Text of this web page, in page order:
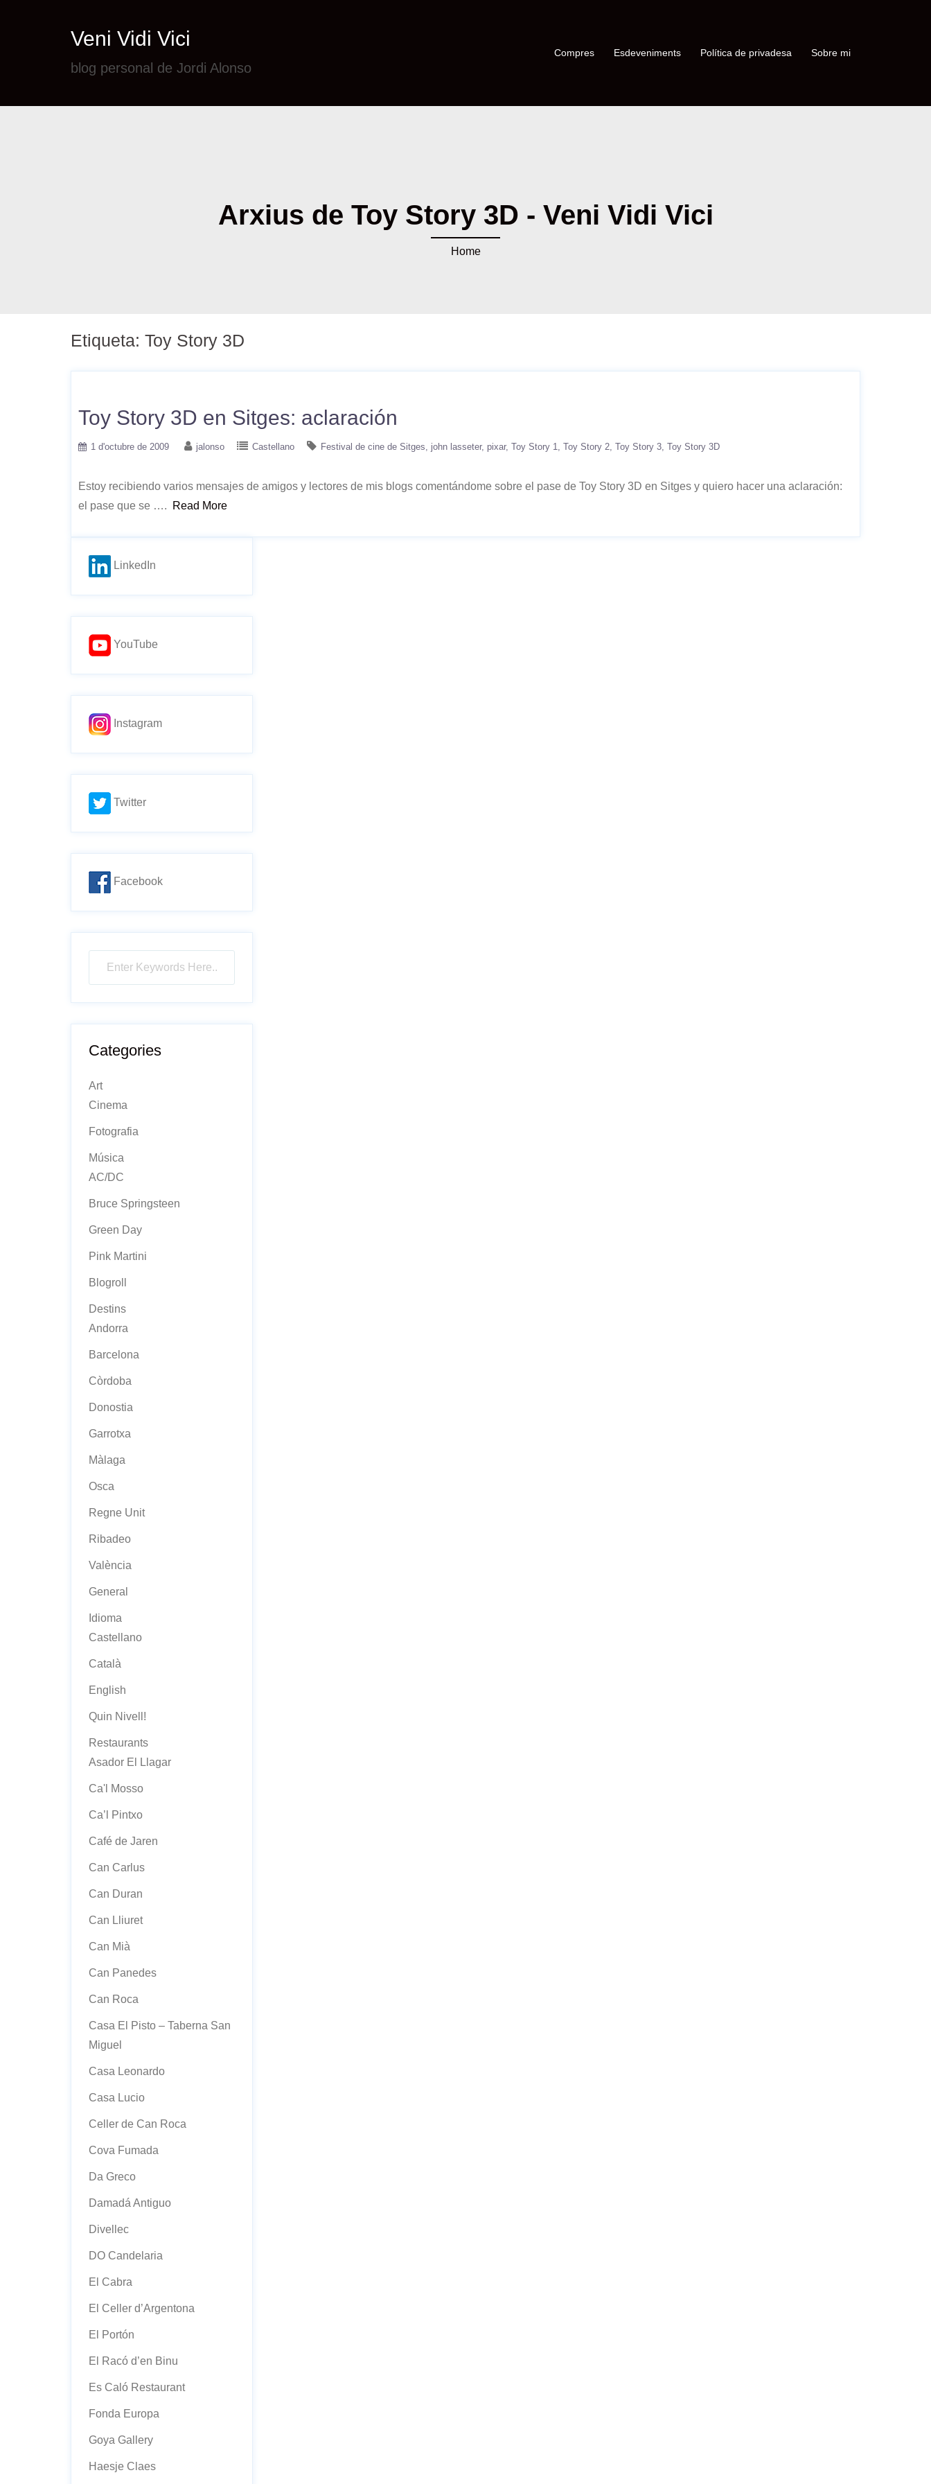
Veni Vidi Vici
blog personal de Jordi Alonso
Compres Esdeveniments Política de privadesa Sobre mi
Arxius de Toy Story 3D - Veni Vidi Vici
Home
Etiqueta: Toy Story 3D
Toy Story 3D en Sitges: aclaración
1 d'octubre de 2009 jalonso Castellano Festival de cine de Sitges john lasseter pixar Toy Story 1 Toy Story 2 Toy Story 3 Toy Story 3D
Estoy recibiendo varios mensajes de amigos y lectores de mis blogs comentándome sobre el pase de Toy Story 3D en Sitges y quiero hacer una aclaración:
el pase que se ….
Read More
LinkedIn
YouTube
Instagram
Twitter
Facebook
Categories
Art
Cinema
Fotografia
Música
AC/DC
Bruce Springsteen
Green Day
Pink Martini
Blogroll
Destins
Andorra
Barcelona
Còrdoba
Donostia
Garrotxa
Màlaga
Osca
Regne Unit
Ribadeo
València
General
Idioma
Castellano
Català
English
Quin Nivell!
Restaurants
Asador El Llagar
Ca'l Mosso
Ca’l Pintxo
Café de Jaren
Can Carlus
Can Duran
Can Lliuret
Can Mià
Can Panedes
Can Roca
Casa El Pisto – Taberna San
Miguel
Casa Leonardo
Casa Lucio
Celler de Can Roca
Cova Fumada
Da Greco
Damadá Antiguo
Divellec
DO Candelaria
El Cabra
El Celler d’Argentona
El Portón
El Racó d’en Binu
Es Caló Restaurant
Fonda Europa
Goya Gallery
Haesje Claes